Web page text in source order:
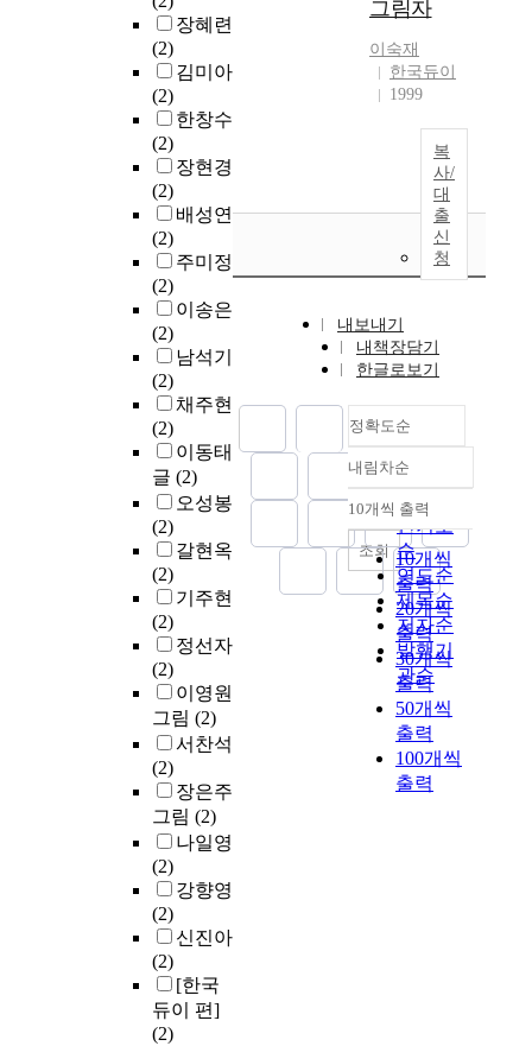
장혜련
(2)
김미아
(2)
한창수
(2)
장현경
(2)
배성연
(2)
주미정
(2)
이송은
(2)
남석기
(2)
채주현
(2)
이동태
글 (2)
오성봉
(2)
갈현옥
(2)
기주현
(2)
정선자
(2)
이영원
그림 (2)
서찬석
(2)
장은주
그림 (2)
나일영
(2)
강향영
(2)
신진아
(2)
[한국
듀이 편]
(2)
그림자
이숙재
한국듀이
1999
복
사/
대
출
신
청
내보내기
내책장담기
한글로보기
정확도순
정확도
순
인기도
순
연도순
제목순
저자순
발행기
관순
내림차순
내림차순
10개씩 출력
10개씩
출력
20개씩
출력
30개씩
출력
50개씩
출력
100개씩
출력
조회